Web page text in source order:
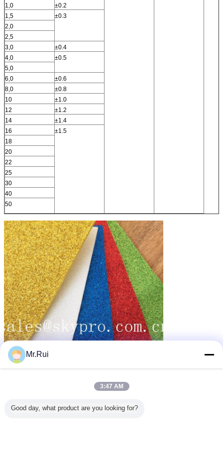
1,0
±0.2
1,5
±0.3
2,0
2,5
3,0
±0.4
4,0
±0.5
5,0
6,0
±0.6
8,0
±0.8
10
±1.0
12
±1.2
14
±1.4
16
±1.5
18
20
22
25
30
40
50
Mr.Rui
3:47 AM
Good day, what product are you looking for?